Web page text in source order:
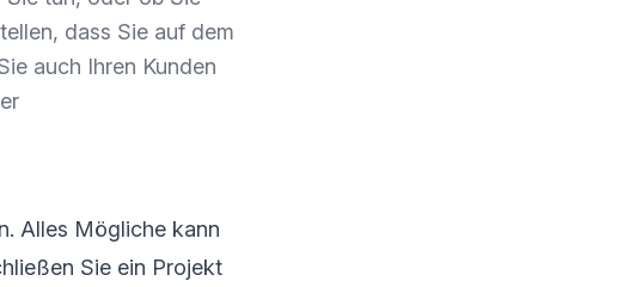
dass Sie auf dem
auch Ihren Kunden
Alles Mögliche kann
Sie ein Projekt